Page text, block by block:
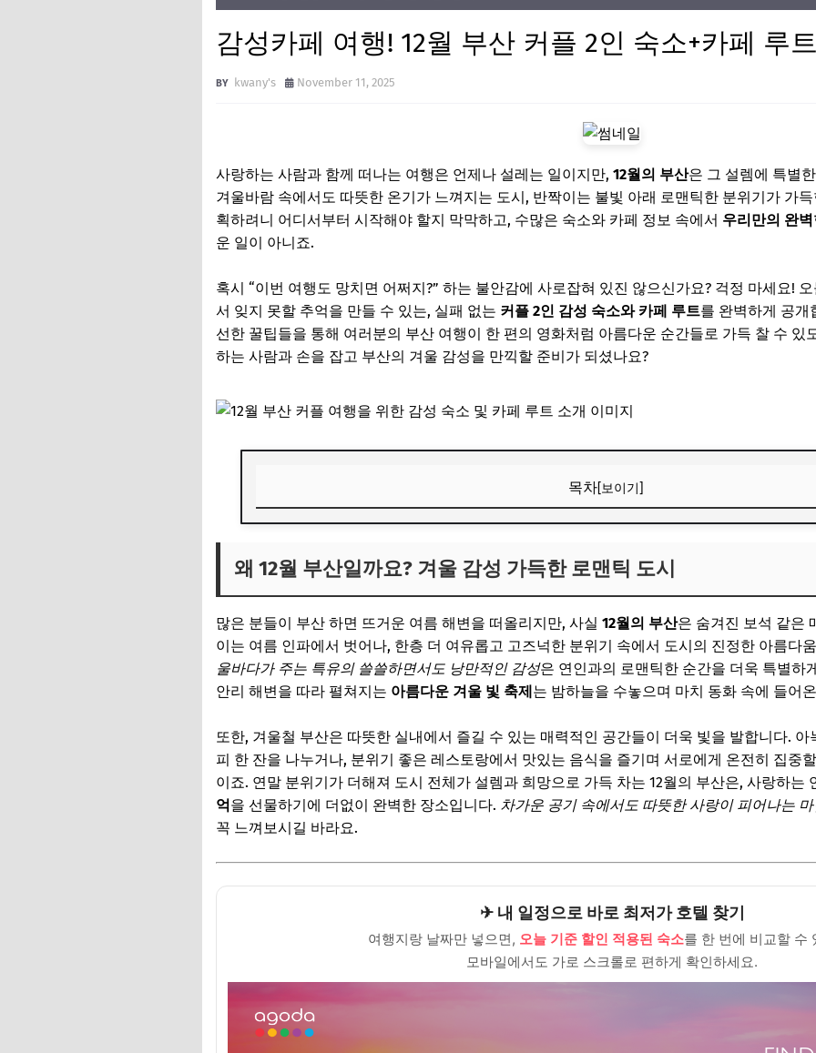
감성카페 여행! 12월 부산 커플 2인 숙소+카페 루
kwany's November 11, 2025
사랑하는 사람과 함께 떠나는 여행은 언제나 설레는 일이지만, 12월의 부산은 그 설렘에 특별
겨울바람 속에서도 따뜻한 온기가 느껴지는 도시, 반짝이는 불빛 아래 로맨틱한 분위기가 가
획하려니 어디서부터 시작해야 할지 막막하고, 수많은 숙소와 카페 정보 속에서 우리만의 완
운 일이 아니죠.
혹시 “이번 여행도 망치면 어쩌지?” 하는 불안감에 사로잡혀 있진 않으신가요? 걱정 마세요!
서 잊지 못할 추억을 만들 수 있는, 실패 없는 커플 2인 감성 숙소와 카페 루트를 완벽하게 공개
선한 꿀팁들을 통해 여러분의 부산 여행이 한 편의 영화처럼 아름다운 순간들로 가득 찰 수 있
하는 사람과 손을 잡고 부산의 겨울 감성을 만끽할 준비가 되셨나요?
목차[보이기]
🎁 요즘 다들 사는 “가성비 꿀템” 먼저 보고 가세요
우리만의 아지트, 감성 숙소 선정 가이드 및 추천
🎁 요즘 다들 사는 “가성비 꿀템” 먼저 보고 가세요
발길 닿는 곳마다 감성 가득, 놓칠 수 없는 카페 루트
🎁 요즘 다들 사는 “가성비 꿀템” 먼저 보고 가세요
💸 넷플릭스·유튜브·ChatGPT, 제값 내지 말고 할인해서 쓰세요
🎁 요즘 다들 사는 “가성비 꿀템” 먼저 보고 가세요
💸 넷플릭스·유튜브·ChatGPT, 제값 내지 말고 할인해서 쓰세요
Q. 대중교통 이용하기 편리한가요?
왜 12월 부산일까요? 겨울 감성 가득한 로맨틱 도시
많은 분들이 부산 하면 뜨거운 여름 해변을 떠올리지만, 사실 12월의 부산은 숨겨진 보석 같은
이는 여름 인파에서 벗어나, 한층 더 여유롭고 고즈넉한 분위기 속에서 도시의 진정한 아름다
울바다가 주는 특유의 쓸쓸하면서도 낭만적인 감성은 연인과의 로맨틱한 순간을 더욱 특별하
안리 해변을 따라 펼쳐지는 아름다운 겨울 빛 축제는 밤하늘을 수놓으며 마치 동화 속에 들어
또한, 겨울철 부산은 따뜻한 실내에서 즐길 수 있는 매력적인 공간들이 더욱 빛을 발합니다.
피 한 잔을 나누거나, 분위기 좋은 레스토랑에서 맛있는 음식을 즐기며 서로에게 온전히 집중
이죠. 연말 분위기가 더해져 도시 전체가 설렘과 희망으로 가득 차는 12월의 부산은, 사랑하는
억을 선물하기에 더없이 완벽한 장소입니다. 차가운 공기 속에서도 따뜻한 사랑이 피어나는
꼭 느껴보시길 바라요.
✈ 내 일정으로 바로 최저가 호텔 찾기
여행지랑 날짜만 넣으면, 오늘 기준 할인 적용된 숙소를 한 번에 비교할 수
모바일에서도 가로 스크롤로 편하게 확인하세요.